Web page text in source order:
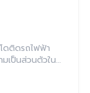
ดติดรถไฟฟ้า
เป็นส่วนตัวใน